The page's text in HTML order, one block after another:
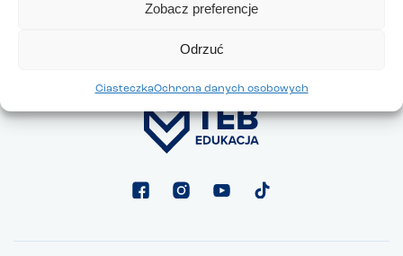
Odrzuć
Zobacz preferencje
CiasteczkaOchrona danych osobowych
Zapisy prowadzimy do20 kwietnia 2024 r.